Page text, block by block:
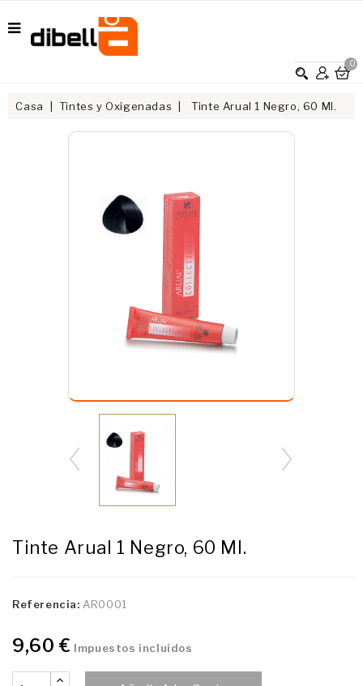
0
Casa Tintes y Oxigenadas Tinte Arual 1 Negro, 60 Ml.
Tinte Arual 1 Negro, 60 Ml.
Referencia: AR0001
9,60 € Impuestos incluidos